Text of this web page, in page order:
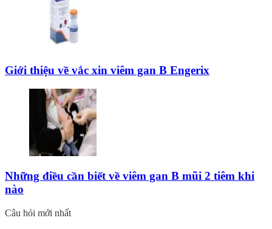
Giới thiệu về vắc xin viêm gan B Engerix
Những điều cần biết về viêm gan B mũi 2 tiêm khi
nào
Câu hỏi mới nhất